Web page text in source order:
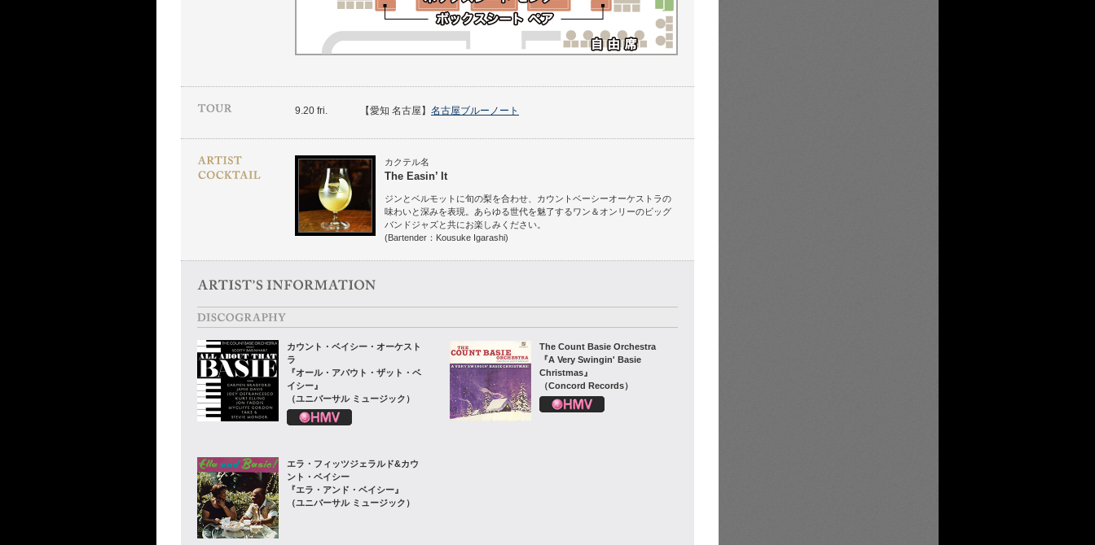
9.20 fri. 【愛知 名古屋】 名古屋ブルーノート
カクテル名
The Easin’ It
ジンとベルモットに旬の梨を合わせ、カウントベーシーオーケストラの
味わいと深みを表現。あらゆる世代を魅了するワン＆オンリーのビッグ
バンドジャズと共にお楽しみください。
(Bartender：Kousuke Igarashi)
カウント・ベイシー・オーケスト
ラ
『オール・アバウト・ザット・ベ
イシー』
（ユニバーサル ミュージック）
The Count Basie Orchestra
『A Very Swingin' Basie
Christmas』
（Concord Records）
エラ・フィッツジェラルド&カウ
ント・ベイシー
『エラ・アンド・ベイシー』
（ユニバーサル ミュージック）